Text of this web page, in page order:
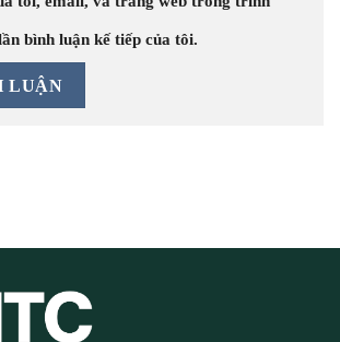
bình luận kế tiếp của tôi.